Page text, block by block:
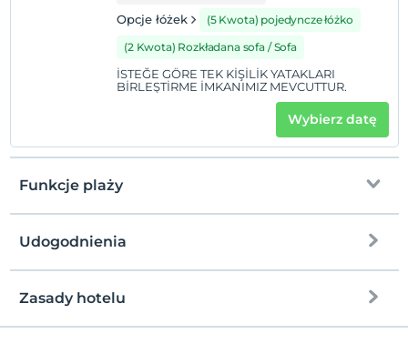
Opcje łóżek
(5 Kwota) pojedyncze łóżko
(2 Kwota) Rozkładana sofa / Sofa
İSTEĞE GÖRE TEK KİŞİLİK YATAKLARI
BİRLEŞTİRME İMKANIMIZ MEVCUTTUR.
Wybierz datę
Funkcje plaży
na plażę
Udogodnienia
Zasady hotelu
Zameldować się